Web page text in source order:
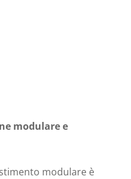
modulare e
modulare è